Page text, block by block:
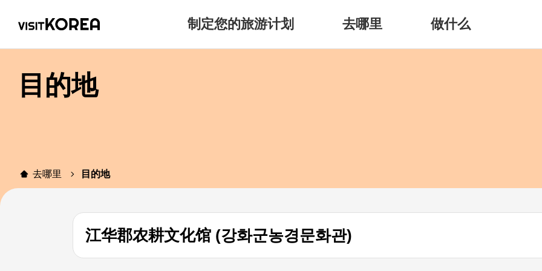
制定您的旅游计划 去哪里 做什么
目的地
去哪里 目的地
江华郡农耕文化馆 (강화군농경문화관)